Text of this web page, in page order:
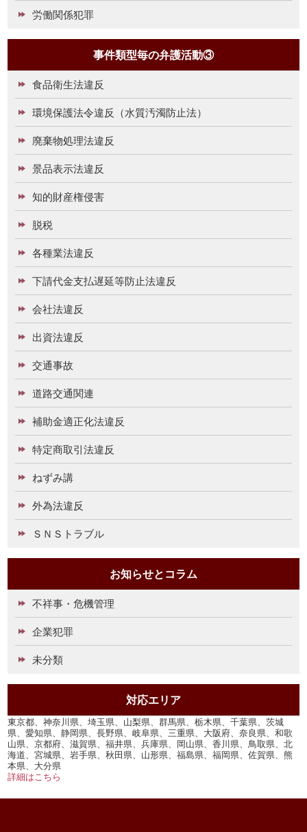
労働関係犯罪
事件類型毎の弁護活動③
食品衛生法違反
環境保護法令違反（水質汚濁防止法）
廃棄物処理法違反
景品表示法違反
知的財産権侵害
脱税
各種業法違反
下請代金支払遅延等防止法違反
会社法違反
出資法違反
交通事故
道路交通関連
補助金適正化法違反
特定商取引法違反
ねずみ講
外為法違反
ＳＮＳトラブル
お知らせとコラム
不祥事・危機管理
企業犯罪
未分類
対応エリア
東京都、神奈川県、埼玉県、山梨県、群馬県、栃木県、千葉県、茨城
県、愛知県、静岡県、長野県、岐阜県、三重県、大阪府、奈良県、和歌
山県、京都府、滋賀県、福井県、兵庫県、岡山県、香川県、鳥取県、北
海道、宮城県、岩手県、秋田県、山形県、福島県、福岡県、佐賀県、熊
本県、大分県
詳細はこちら